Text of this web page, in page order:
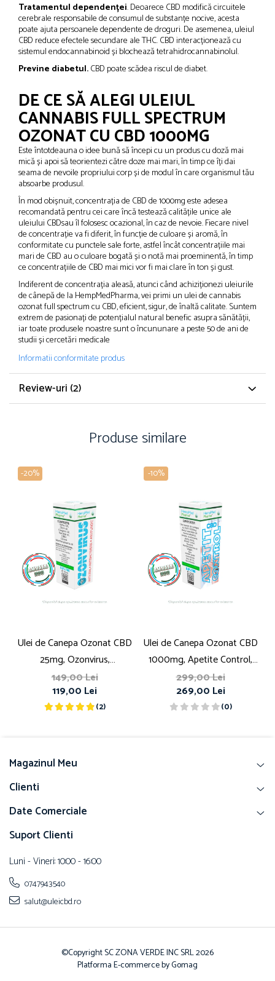
Tratamentul dependenței. Deoarece CBD modifică circuitele
cerebrale responsabile de consumul de substanțe nocive, acesta
poate ajuta persoanele dependente de droguri. De asemenea, uleiul
CBD reduce efectele secundare ale THC. CBD interacționează cu
sistemul endocannabinoid și blochează tetrahidrocannabinolul.
Previne diabetul.CBD poate scădea riscul de diabet.
DE CE SĂ ALEGI ULEIUL
CANNABIS FULL SPECTRUM
OZONAT CU CBD 1000MG
Este întotdeauna o idee bună să începi cu un produs cu doză mai
mică și apoi să teorientezi către doze mai mari, în timp ce îți dai
seama de nevoile propriului corp și de modul în care organismul tău
absoarbe produsul.
În mod obișnuit, concentrația de CBD de 1000mg este adesea
recomandată pentru cei care încă testează calitățile unice ale
uleiului CBDsau îl folosesc ocazional, în caz de nevoie. Fiecare nivel
de concentrație va fi diferit, în funcție de culoare și aromă, în
conformitate cu punctele sale forte, astfel încât concentrațiile mai
mari de CBD au o culoare bogată și o notă mai proeminentă, în timp
ce concentrațiile de CBD mai mici vor fi mai clare în ton și gust.
Indiferent de concentrația aleasă, atunci când achiziționezi uleiurile
de cânepă de la HempMedPharma, vei primi un ulei de cannabis
ozonat full spectrum cu CBD, eficient, sigur, de înaltă calitate. Suntem
extrem de pasionați de potențialul natural benefic asupra sănătății,
iar toate produsele noastre sunt o încununare a peste 50 de ani de
studii și cercetări medicale
Informatii conformitate produs
Review-uri (2)
Produse similare
-20%
Ulei de Canepa Ozonat CBD
25mg, Ozonvirus,
HempMedPharma, 10ml
149,00 Lei
119,00 Lei
(2)
-10%
Ulei de Canepa Ozonat CBD
1000mg, Apetite Control,
HempMedPharma, 10ml
299,00 Lei
269,00 Lei
(0)
Magazinul Meu
Clienti
Date Comerciale
Suport Clienti
Luni - Vineri: 10:00 - 16:00
0747943540
salut@uleicbd.ro
©Copyright SC ZONA VERDE INC SRL 2026
Platforma E-commerce by Gomag